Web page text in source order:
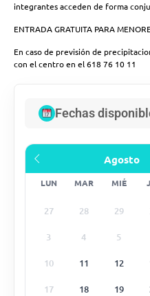
integrantes acceden de forma
ENTRADA GRATUITA PARA
En caso de previsión de
con el centro en el 618 76 10 11
Fechas
LUN MAR MIÉ
27 28 29
3 4 5
10 11 12
17 18 19